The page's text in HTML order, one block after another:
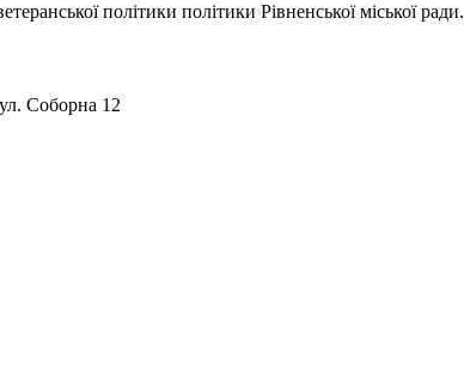
політики політики Рівненської міської ради.
Соборна 12